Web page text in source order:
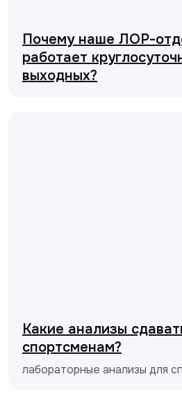
Почему наше ЛОР-
работает
выходных?
Какие анализы
спортсменам?
лабораторные анализы для